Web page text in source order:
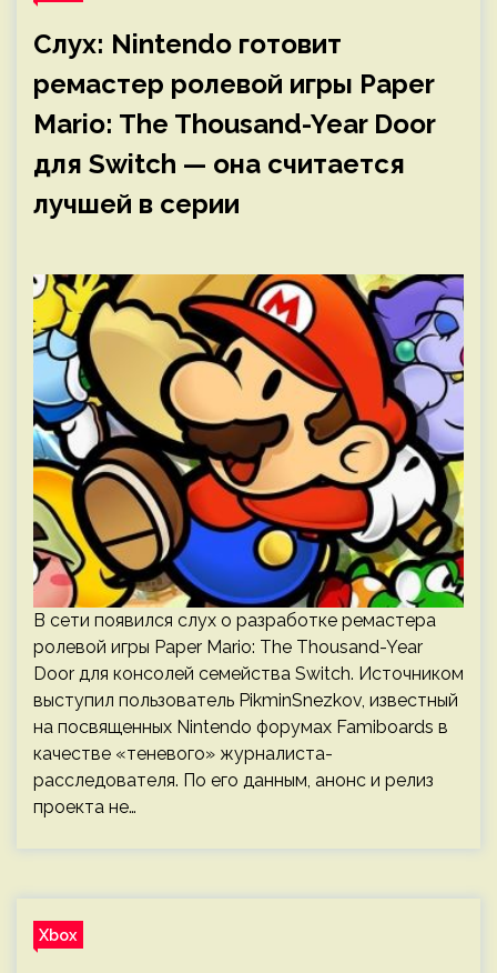
Слух: Nintendo готовит
ремастер ролевой игры Paper
Mario: The Thousand-Year Door
для Switch — она считается
лучшей в серии
В сети появился слух о разработке ремастера
ролевой игры Paper Mario: The Thousand-Year
Door для консолей семейства Switch. Источником
выступил пользователь PikminSnezkov, известный
на посвященных Nintendo форумах Famiboards в
качестве «теневого» журналиста-
расследователя. По его данным, анонс и релиз
проекта не…
Xbox